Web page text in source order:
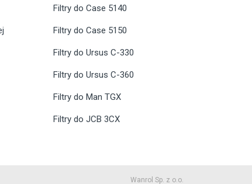
Filtry do Case 5140
Filtry do Case 5150
Filtry do Ursus C-330
Filtry do Ursus C-360
Filtry do Man TGX
Filtry do JCB 3CX
Wanrol Sp. z o.o.